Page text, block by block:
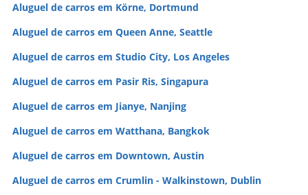
Aluguel de carros em Körne, Dortmund
Aluguel de carros em Queen Anne, Seattle
Aluguel de carros em Studio City, Los Angeles
Aluguel de carros em Pasir Ris, Singapura
Aluguel de carros em Jianye, Nanjing
Aluguel de carros em Watthana, Bangkok
Aluguel de carros em Downtown, Austin
Aluguel de carros em Crumlin - Walkinstown, Dublin